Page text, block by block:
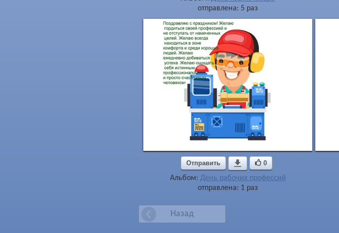
отправлена: 5 раз
Отправить  0
Альбом: День рабочих профессий
отправлена: 1 раз
Назад